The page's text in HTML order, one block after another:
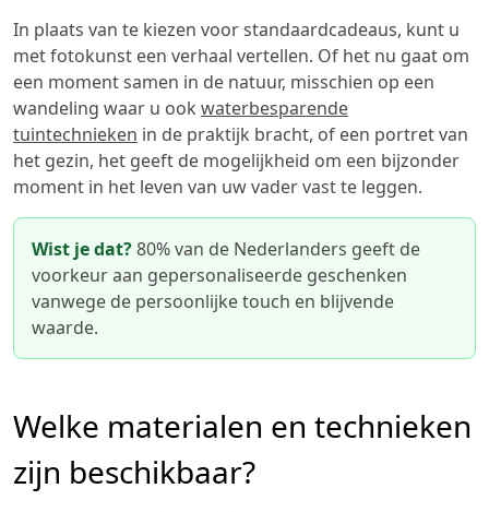
In plaats van te kiezen voor standaardcadeaus, kunt u
met fotokunst een verhaal vertellen. Of het nu gaat om
een moment samen in de natuur, misschien op een
wandeling waar u ook waterbesparende
tuintechnieken in de praktijk bracht, of een portret van
het gezin, het geeft de mogelijkheid om een bijzonder
moment in het leven van uw vader vast te leggen.
Wist je dat?80% van de Nederlanders geeft de
voorkeur aan gepersonaliseerde geschenken
vanwege de persoonlijke touch en blijvende
waarde.
Welke materialen en technieken
zijn beschikbaar?